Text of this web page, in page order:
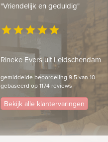
"Vriendelijk en geduldig"
starstarstarstarstar
Rineke Evers uit Leidschendam
gemiddelde beoordeling 9.5 van 10
gebaseerd op 1174 reviews
Bekijk alle klantervaringen